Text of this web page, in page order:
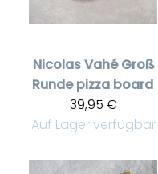
Nicolas Vahé Groß
Runde pizza board
39,95 €
Auf Lager verfügbar